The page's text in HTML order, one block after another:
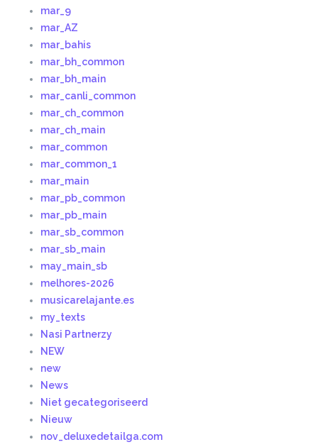
mar_9
mar_AZ
mar_bahis
mar_bh_common
mar_bh_main
mar_canli_common
mar_ch_common
mar_ch_main
mar_common
mar_common_1
mar_main
mar_pb_common
mar_pb_main
mar_sb_common
mar_sb_main
may_main_sb
melhores-2026
musicarelajante.es
my_texts
Nasi Partnerzy
NEW
new
News
Niet gecategoriseerd
Nieuw
nov_deluxedetailga.com